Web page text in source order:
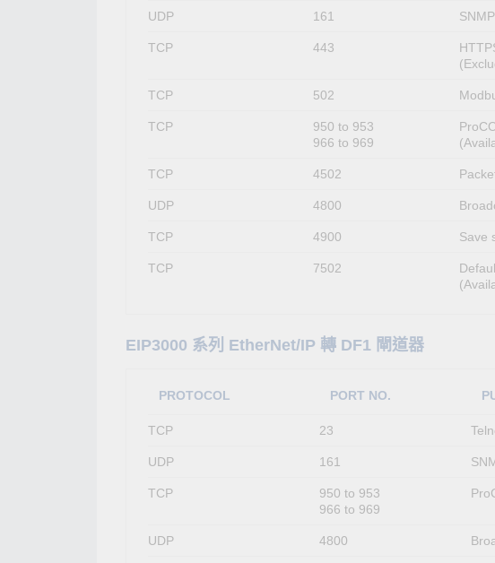
UDP 161 SNMP
TCP 443
TCP 502
TCP
950 to 953
966 to 969
TCP 4502
UDP 4800
TCP 4900 Save
TCP 7502
EIP3000 系列 EtherNet/IP 轉 DF1 閘道器
PROTOCOL PORT NO.
TCP 23
UDP 161
TCP
950 to 953
966 to 969
UDP 4800